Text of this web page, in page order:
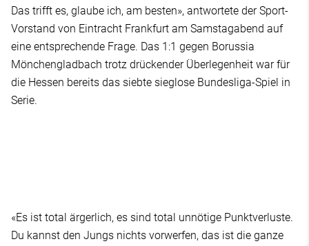
Das trifft es, glaube ich, am besten», antwortete der Sport-
Vorstand von Eintracht Frankfurt am Samstagabend auf
eine entsprechende Frage. Das 1:1 gegen Borussia
Mönchengladbach trotz drückender Überlegenheit war für
die Hessen bereits das siebte sieglose Bundesliga-Spiel in
Serie.
«Es ist total ärgerlich, es sind total unnötige Punktverluste.
Du kannst den Jungs nichts vorwerfen, das ist die ganze